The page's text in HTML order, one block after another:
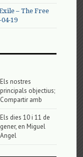
– The Free
19
Els nostres
principals objectius;
Compartir amb
Els dies 10 i 11 de
gener, en Miguel
Angel